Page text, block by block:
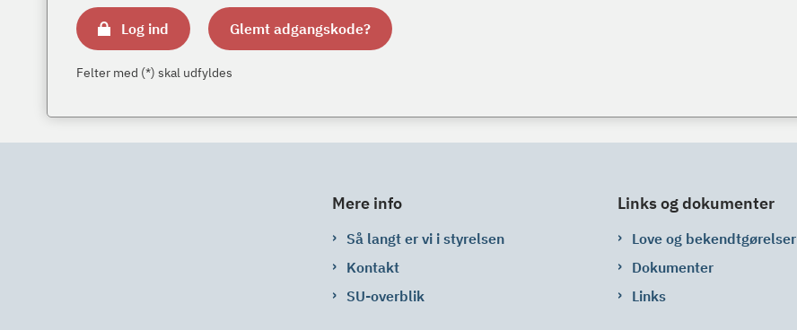
Log ind Glemt adgangskode?
Felter med (*) skal udfyldes
Mere info
Så langt er vi i styrelsen
Kontakt
SU-overblik
Links og dokumenter
Love og bekendtgørelser
Dokumenter
Links